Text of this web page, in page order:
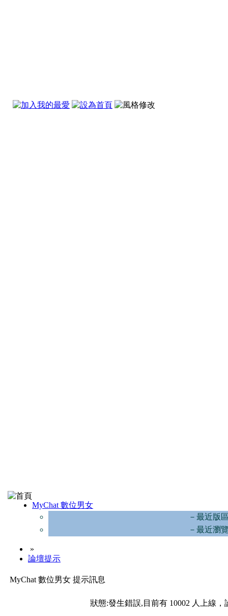
MyChat 數位男女
－最近版
－最近瀏
»
論壇提示
MyChat 數位男女 提示訊息
狀態:發生錯誤,目前有 10002 人上線